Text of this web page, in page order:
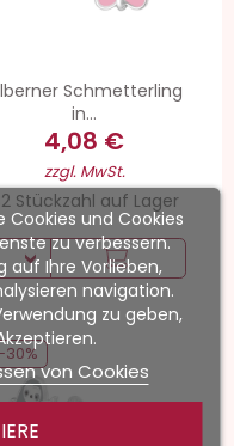
Schmetterling
in...
4,08 €
zzgl. MwSt.
Stückzahl auf Lager
-30%
und Cookies
zu verbessern.
auf Ihre Vorlieben,
navigation.
zu geben,
von Cookies